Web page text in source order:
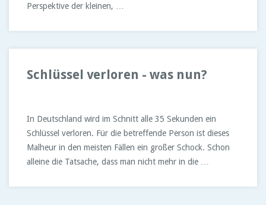
Perspektive der kleinen, …
Schlüssel verloren - was nun?
In Deutschland wird im Schnitt alle 35 Sekunden ein
Schlüssel verloren. Für die betreffende Person ist dieses
Malheur in den meisten Fällen ein großer Schock. Schon
alleine die Tatsache, dass man nicht mehr in die …